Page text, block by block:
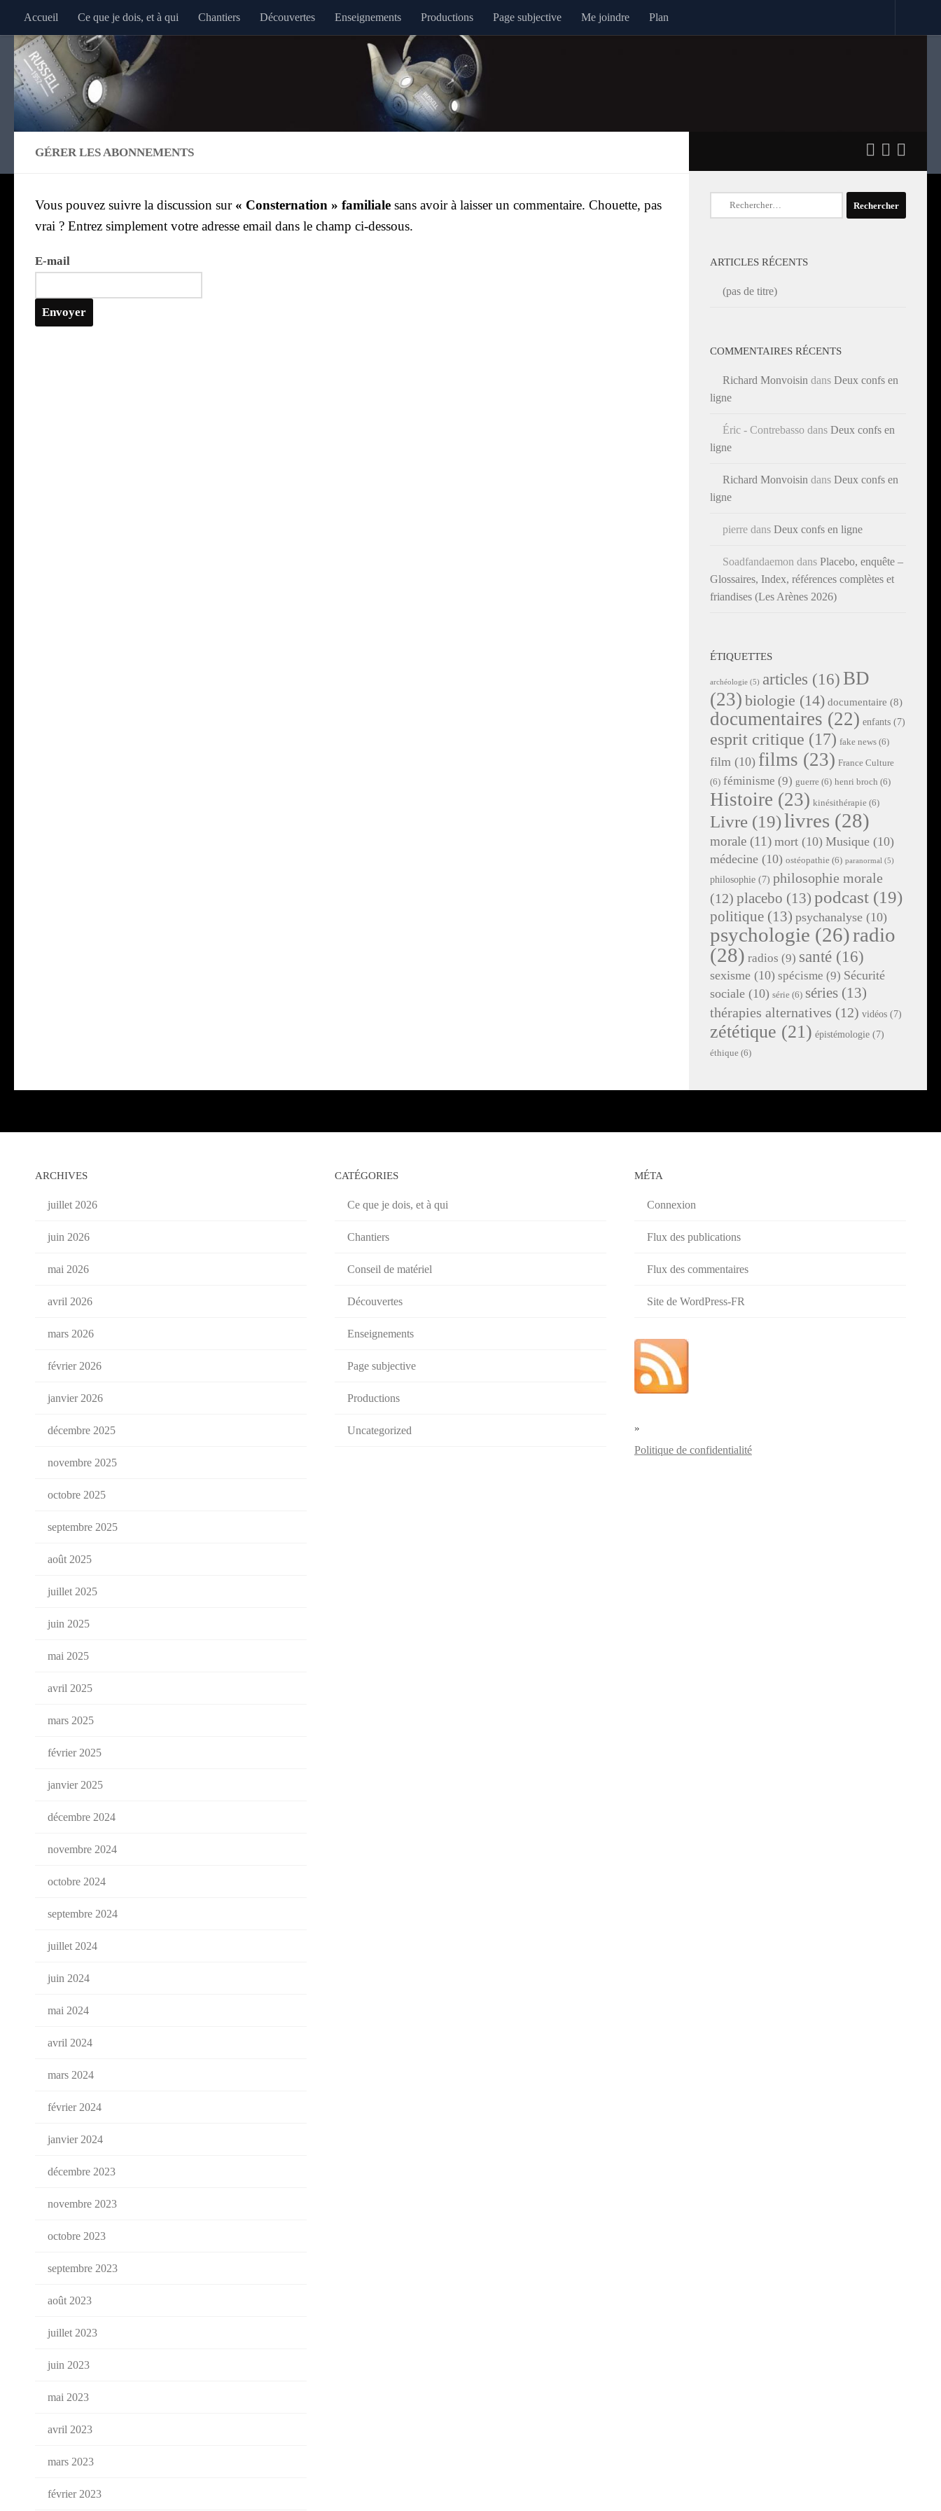
Au dessous du contenu
Accueil Ce que je dois, et à qui Chantiers Découvertes Enseignements Productions Page subjective Me joindre Plan
GÉRER LES ABONNEMENTS
Vous pou­vez suivre la dis­cus­sion sur « Conster­na­tion » fami­liale sans avoir à lais­ser un com­men­taire. Chouette, pas
vrai ? Entrez sim­ple­ment votre adresse email dans le champ ci-des­sous.
E‑mail
Rechercher :
ARTICLES RÉCENTS
(pas de titre)
COMMENTAIRES RÉCENTS
Richard Monvoisin dans Deux confs en
ligne
Éric - Contrebasso dans Deux confs en
ligne
Richard Monvoisin dans Deux confs en
ligne
pierre dans Deux confs en ligne
Soadfandaemon dans Placebo, enquête –
Glossaires, Index, références complètes et
friandises (Les Arènes 2026)
ÉTIQUETTES
archéologie (5) articles (16) BD
(23) biologie (14) documentaire (8)
documentaires (22) enfants (7)
esprit critique (17) fake news (6)
film (10) films (23) France Culture
(6) féminisme (9) guerre (6) henri broch (6)
Histoire (23) kinésithérapie (6)
Livre (19)livres (28)
morale (11) mort (10) Musique (10)
médecine (10) ostéopathie (6) paranormal (5)
philosophie (7) philosophie morale
(12) placebo (13) podcast (19)
politique (13) psychanalyse (10)
psychologie (26)radio
(28) radios (9) santé (16)
sexisme (10) spécisme (9) Sécurité
sociale (10) série (6) séries (13)
thérapies alternatives (12) vidéos (7)
zététique (21) épistémologie (7)
éthique (6)
ARCHIVES
juillet 2026
juin 2026
mai 2026
avril 2026
mars 2026
février 2026
janvier 2026
décembre 2025
novembre 2025
octobre 2025
septembre 2025
août 2025
juillet 2025
juin 2025
mai 2025
avril 2025
mars 2025
février 2025
janvier 2025
décembre 2024
novembre 2024
octobre 2024
septembre 2024
juillet 2024
juin 2024
mai 2024
avril 2024
mars 2024
février 2024
janvier 2024
décembre 2023
novembre 2023
octobre 2023
septembre 2023
août 2023
juillet 2023
juin 2023
mai 2023
avril 2023
mars 2023
février 2023
CATÉGORIES
Ce que je dois, et à qui
Chantiers
Conseil de matériel
Découvertes
Enseignements
Page subjective
Productions
Uncategorized
MÉTA
Connexion
Flux des publications
Flux des commentaires
Site de WordPress-FR
»
Politique de confidentialité